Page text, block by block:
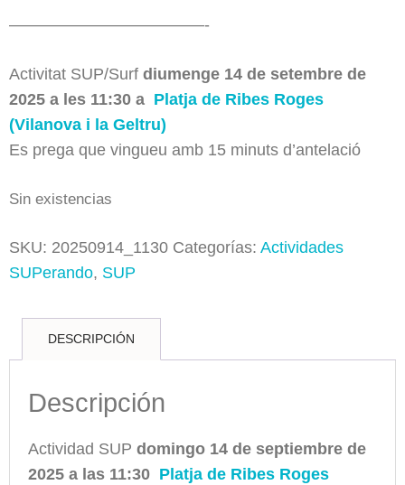
————————————-
Activitat SUP/Surf diumenge 14 de setembre de
2025 a les 11:30 a Platja de Ribes Roges
(Vilanova i la Geltru)
Es prega que vingueu amb 15 minuts d’antelació
Sin existencias
SKU: 20250914_1130 Categorías: Actividades
SUPerando, SUP
DESCRIPCIÓN
Descripción
Actividad SUP domingo 14 de septiembre de
2025 a las 11:30 Platja de Ribes Roges